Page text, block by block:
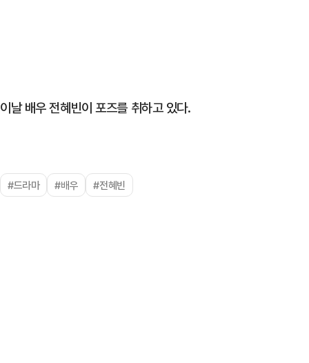
이날 배우 전혜빈이 포즈를 취하고 있다.
#드라마 #배우 #전혜빈